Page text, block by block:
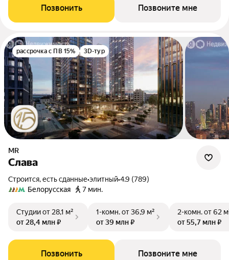
Позвонить Позвоните мне
рассрочка с ПВ 15% 3D-тур
MR
Слава
Строится, есть сданные•элитный•4.9 (789)
Белорусская
7 мин.
Студииот 28,1 м²
от 28,4 млн ₽
1-комн.от 36,9 м²
от 39 млн ₽
2-комн.от 62
от 55,7 млн ₽
Позвонить Позвоните мне